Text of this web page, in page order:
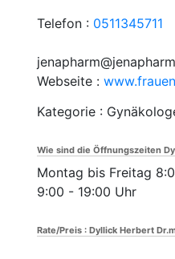
Telefon : 0511345711
Webseite :
Kategorie :
Wie sind die Öffnungszeiten
Montag bis Freitag
9:00 - 19:00 Uhr
Rate/Preis : Dyllick Herbert